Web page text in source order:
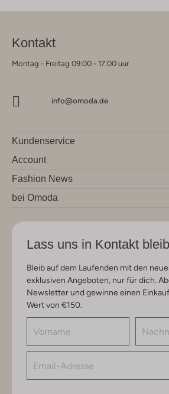
Kontakt
Montag - Freitag 09:00 - 17:00 uur
info@omoda.de
Kundenservice
Account
Fashion News
bei Omoda
Lass uns in Kontakt
Bleib auf dem Laufenden mit den
exklusiven Angeboten, nur für dich.
Newsletter und gewinne einen
Wert von €150.